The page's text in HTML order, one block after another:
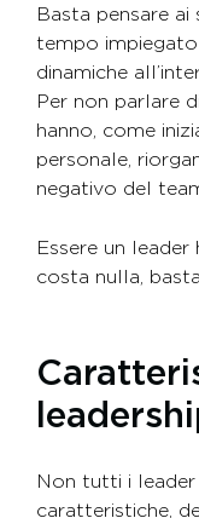
Basta pensare
tempo
dinamiche
Per non parlare
hanno, come
personale,
negativo del
Essere un
costa nulla,
Non tutti i
caratteristiche,